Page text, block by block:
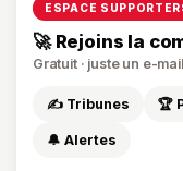
ESPACE
🚀 Rejoins la
Gratuit · juste un e-
✍️ Tribunes 🏆
🔔 Alertes